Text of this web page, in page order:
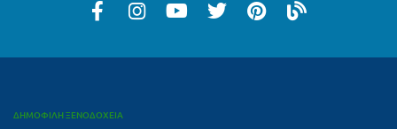
Παράλιο Άστρος
Πάργα
ΔΗΜΟΦΙΛΗ ΞΕΝΟΔΟΧΕΙΑ